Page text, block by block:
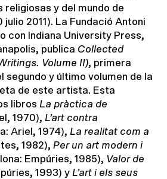
religiosas y del mundo de
julio 2011). La Fundació Antoni
con Indiana University Press,
publica Collected
Volume II), primera
segundo y último volumen de la
de este artista. Esta
libros La pràctica de
1970), L’art contra
Ariel, 1974), La realitat com a
1982), Per un art modern i
Empúries, 1985), Valor de
1993) y L’art i els seus